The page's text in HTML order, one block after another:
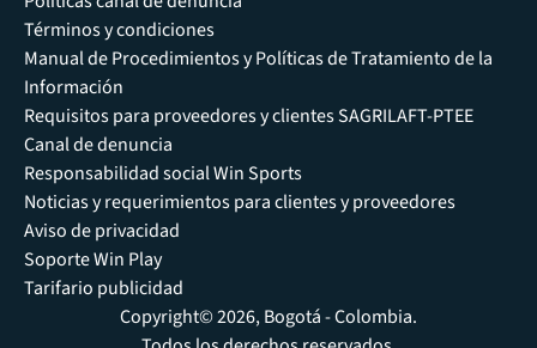
Términos y condiciones
Manual de Procedimientos y Políticas de Tratamiento de la
Información
Requisitos para proveedores y clientes SAGRILAFT-PTEE
Canal de denuncia
Responsabilidad social Win Sports
Noticias y requerimientos para clientes y proveedores
Aviso de privacidad
Soporte Win Play
Tarifario publicidad
Copyright© 2026, Bogotá - Colombia.